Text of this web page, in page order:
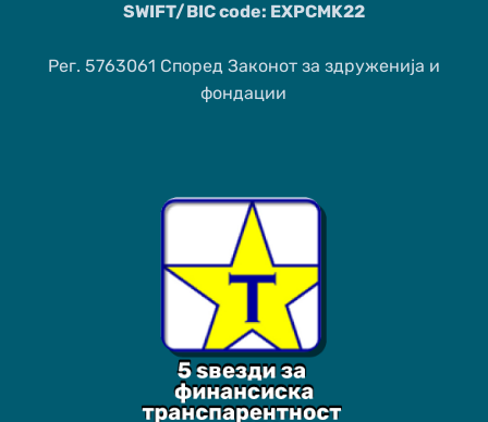
SWIFT/BIC code: EXPCMK22
Рег. 5763061 Според Законот за здруженија и
фондации